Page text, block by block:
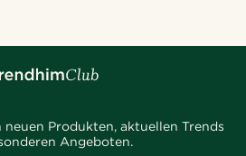
neuen Produkten, aktuellen Trends
Angeboten.